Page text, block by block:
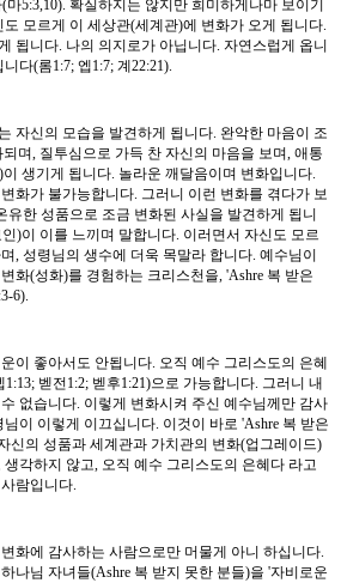
5:3,10). 확실하지는 않지만 희미하게나마 보이기
모르게 이 세상관(세계관)에 변화가 오게 됩니다.
됩니다. 나의 의지로가 아닙니다. 자연스럽게 옵니
다(롬1:7; 엡1:7; 계22:21).
자신의 모습을 발견하게 됩니다. 완악한 마음이 조
며, 질투심으로 가득 찬 자신의 마음을 보며, 애통
생기게 됩니다. 놀라운 깨달음이며 변화입니다.
화가 불가능합니다. 그러니 이런 변화를 겪다가 보
유한 성품으로 조금 변화된 사실을 발견하게 됩니
)이 이를 느끼며 말합니다. 이러면서 자신도 모르
, 성령님의 생수에 더욱 목말라 합니다. 예수님이
화(성화)를 경험하는 크리스천을, 'Ashre 복 받은
6).
이 좋아서도 안됩니다. 오직 예수 그리스도의 은혜
벧전1:2; 벧후1:21)으로 가능합니다. 그러니 내
없습니다. 이렇게 변화시켜 주신 예수님께만 감사
이 이렇게 이끄십니다. 이것이 바로 'Ashre 복 받은
신의 성품과 세계관과 가치관의 변화(업그레이드)
각하지 않고, 오직 예수 그리스도의 은혜다 라고
람입니다.
화에 감사하는 사람으로만 머물게 아니 하십니다.
나님 자녀들(Ashre 복 받지 못한 분들)을 '자비로운